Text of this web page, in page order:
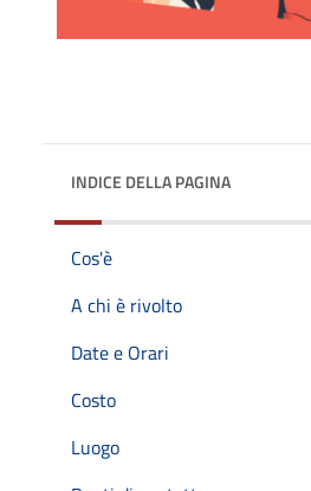
INDICE DELLA PAGINA
Cos'è
A chi è rivolto
Date e Orari
Costo
Luogo